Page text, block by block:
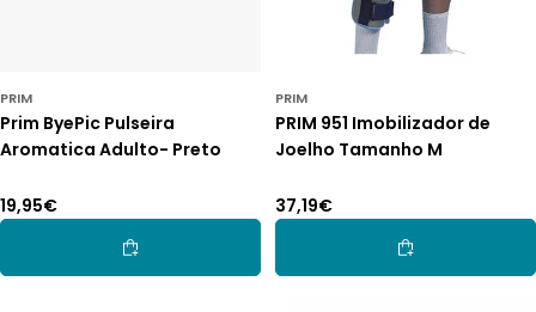
PRIM
Prim ByePic Pulseira
Aromatica Adulto- Preto
Preço
normal
19,95€
Adicionar Ao Carrinho
PRIM
PRIM 951 Imobilizador de
Joelho Tamanho M
Preço
normal
37,19€
Adicionar Ao